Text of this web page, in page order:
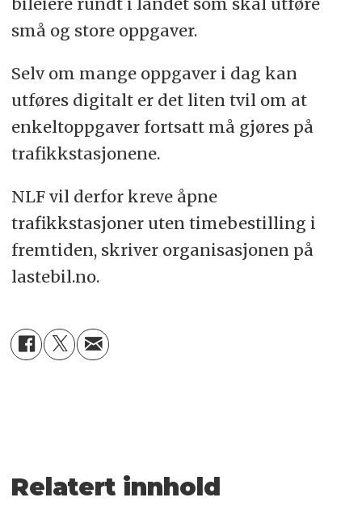
små og store oppgaver.
Selv om mange oppgaver i dag kan
utføres digitalt er det liten tvil om at
enkeltoppgaver fortsatt må gjøres på
trafikkstasjonene.
NLF vil derfor kreve åpne
trafikkstasjoner uten timebestilling i
fremtiden, skriver organisasjonen på
lastebil.no.
Relatert innhold